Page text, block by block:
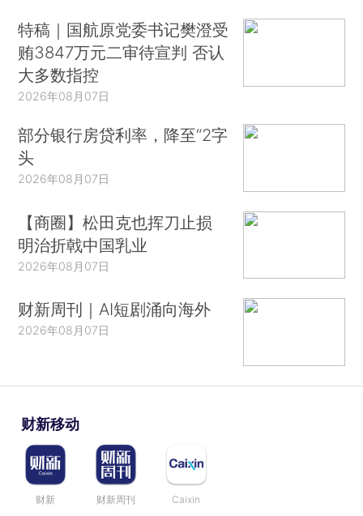
特稿｜国航原党委书记樊澄受
贿3847万元二审待宣判 否认
大多数指控
2026年08月07日
部分银行房贷利率，降至“2字
头
2026年08月07日
【商圈】松田克也挥刀止损
明治折戟中国乳业
2026年08月07日
财新周刊｜AI短剧涌向海外
2026年08月07日
财新移动
财新 财新周刊 Caixin